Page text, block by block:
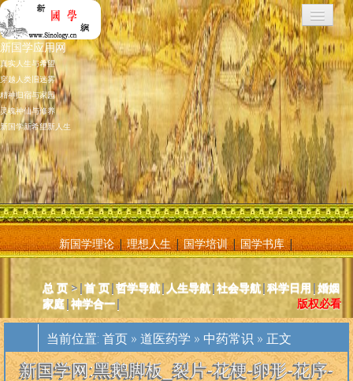
新国学应用网
真实人生与希望
穿越人类旧迷雾
精神归宿与家园
灵魂神仙与修养
新国学新希望新人生
新国学理论|理想人生|国学培训|国学书库|
新国学应用网是将新国学理论付诸应用的地方，新国学理论及其核心
基元学十分庞大复杂，特别是社会学部分和自然科学部分对于大多数
人而言因基础知识不够而难以理解。新国学应用网则将复杂的原理和
逻辑，简化为相对易懂和利于人们日常使用的内容方法。主要分为人
体人生、宗教、神灵、社会常识和科学常识。现在，新国学理论已经
是一个非常完备、深度范畴远超旧国学的系统性理论，来吧，每个人
都可以从中获益。
总 页 >|首 页|哲学导航| 人生导航|社会导航|科学日用 |婚姻
家庭|神学合一| 版权必看
当前位置: 首页 » 道医药学 » 中药常识 » 正文
新国学网:黑鹅脚板_裂片-花梗-卵形-花序-